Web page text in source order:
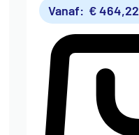
Vanaf: €464,22